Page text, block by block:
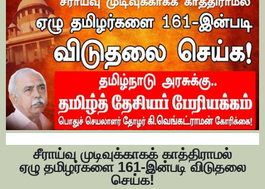
சீராய்வு முடிவுக்காகக் காத்திராமல்
ஏழு தமிழர்களை 161-இன்படி விடுதலை
செய்க!